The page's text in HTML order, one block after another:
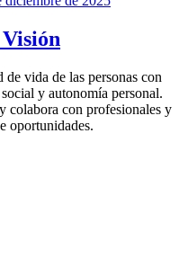
vida de las personas con
y autonomía personal.
colabora con profesionales y
oportunidades.